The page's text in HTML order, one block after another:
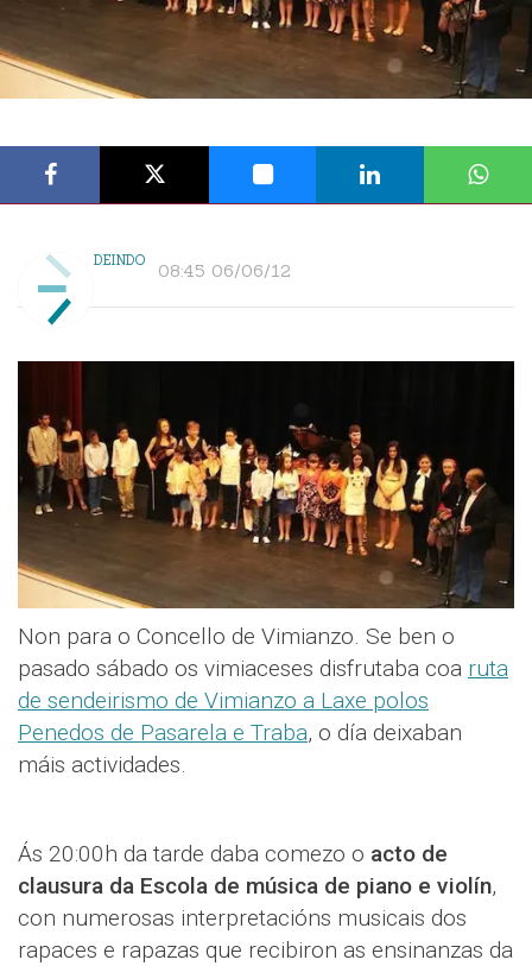
DEINDO 08:45 06/06/12
Non para o Concello de Vimianzo. Se ben o
pasado sábado os vimiaceses disfrutaba coa ruta
de sendeirismo de Vimianzo a Laxe polos
Penedos de Pasarela e Traba, o día deixaban
máis actividades.
Ás 20:00h da tarde daba comezo o acto de
clausura da Escola de música de piano e violín,
con numerosas interpretacións musicais dos
rapaces e rapazas que recibiron as ensinanzas da